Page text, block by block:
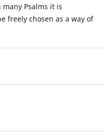
Psalms it is
freely chosen as a way of